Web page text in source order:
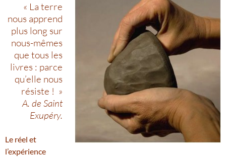
« La terre
nous apprend
plus long sur
nous-mêmes
que tous les
livres : parce
qu’elle nous
résiste ! »
A. de Saint
Exupéry.
Le réel et
l’expérience